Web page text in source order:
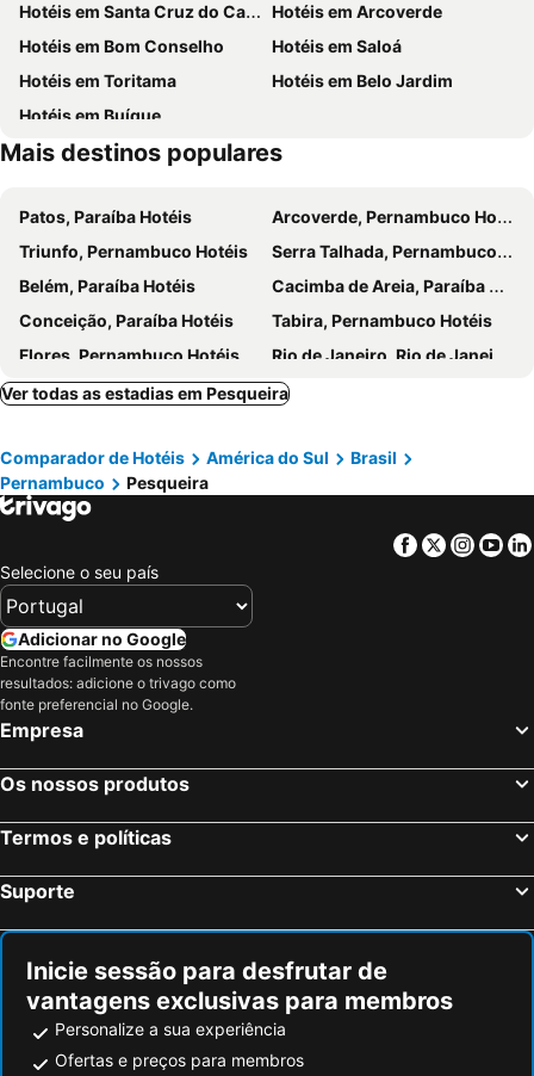
Hotéis em Santa Cruz do Capibaribe
Hotéis em Arcoverde
Hotéis em Bom Conselho
Hotéis em Saloá
Hotéis em Toritama
Hotéis em Belo Jardim
Hotéis em Buíque
Mais destinos populares
Patos, Paraíba Hotéis
Arcoverde, Pernambuco Hotéis
Triunfo, Pernambuco Hotéis
Serra Talhada, Pernambuco Hotéis
Belém, Paraíba Hotéis
Cacimba de Areia, Paraíba Hotéis
Conceição, Paraíba Hotéis
Tabira, Pernambuco Hotéis
Flores, Pernambuco Hotéis
Rio de Janeiro, Rio de Janeiro Hotéis
São Paulo, São Paulo Hotéis
Fortaleza, Ceará Hotéis
Porto de Galinhas, Pernambuco Hotéis
Salvador, Bahia Hotéis
Maceió, Alagoas Hotéis
Porto Seguro, Bahia Hotéis
Ver todas as estadias em Pesqueira
Comparador de Hotéis América do Sul
Brasil
Pernambuco
Pesqueira
Facebook
Twitter
Selecione o seu país
Adicionar no Google
Encontre facilmente os nossos
resultados: adicione o trivago como
fonte preferencial no Google.
Empresa
Os nossos produtos
Termos e políticas
Suporte
Inicie sessão para desfrutar de
vantagens exclusivas para membros
Personalize a sua experiência
Ofertas e preços para membros